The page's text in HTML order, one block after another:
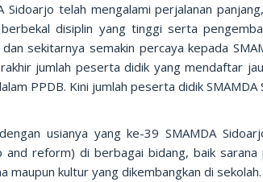
Sidoarjo telah mengalami perjalanan
disiplin yang tinggi serta
sekitarnya semakin percaya kepada
jumlah peserta didik yang mendaftar
PPDB. Kini jumlah peserta didik
usianya yang ke-39 SMAMDA
and reform) di berbagai bidang, baik sarana
maupun kultur yang dikembangkan di